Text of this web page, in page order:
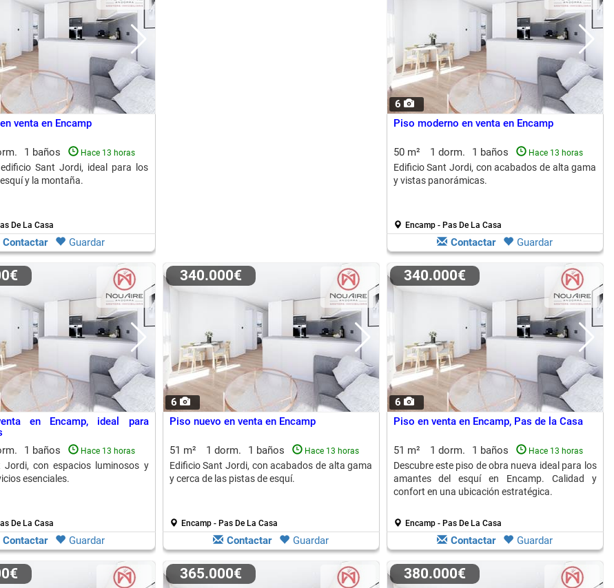
venta en Encamp
1 baños Hace 13 horas
Sant Jordi, ideal para los
y la montaña.
De La Casa
Contactar Guardar
6
Piso moderno en venta en Encamp
50 m² 1 dorm. 1 baños Hace 13 horas
Edificio Sant Jordi, con acabados de alta gama
y vistas panorámicas.
Encamp - Pas De La Casa
Contactar Guardar
en Encamp, ideal para
1 baños Hace 13 horas
Jordi, con espacios luminosos y
esenciales.
De La Casa
Contactar Guardar
6
340.000€
Piso nuevo en venta en Encamp
51 m² 1 dorm. 1 baños Hace 13 horas
Edificio Sant Jordi, con acabados de alta gama
y cerca de las pistas de esquí.
Encamp - Pas De La Casa
Contactar Guardar
6
340.000€
Piso en venta en Encamp, Pas de la Casa
51 m² 1 dorm. 1 baños Hace 13 horas
Descubre este piso de obra nueva ideal para los
amantes del esquí en Encamp. Calidad y
confort en una ubicación estratégica.
Encamp - Pas De La Casa
Contactar Guardar
365.000€ 380.000€